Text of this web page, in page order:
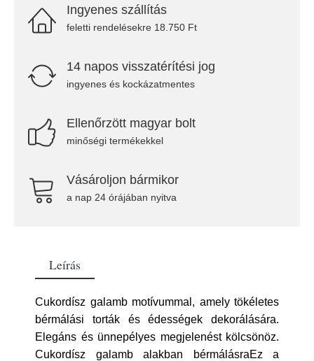
Ingyenes szállítás
feletti rendelésekre 18.750 Ft
14 napos visszatérítési jog
ingyenes és kockázatmentes
Ellenőrzött magyar bolt
minőségi termékekkel
Vásároljon bármikor
a nap 24 órájában nyitva
Leírás
Cukordísz galamb motívummal, amely tökéletes
bérmálási torták és édességek dekorálására.
Elegáns és ünnepélyes megjelenést kölcsönöz.
Cukordísz galamb alakban bérmálásraEz a